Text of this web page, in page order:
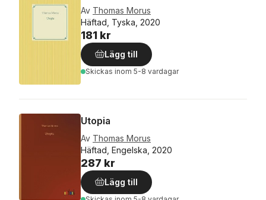
Av Thomas Morus
Häftad, Tyska, 2020
181 kr
Lägg till
Skickas inom 5-8 vardagar
Utopia
Av Thomas Morus
Häftad, Engelska, 2020
287 kr
Lägg till